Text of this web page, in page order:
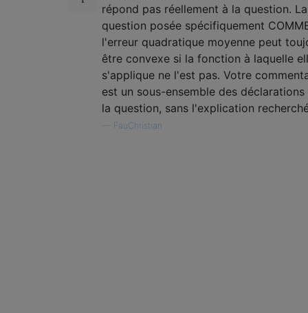
répond pas réellement à la question. La
question posée spécifiquement
l'erreur quadratique moyenne peut
être convexe si la fonction à laquelle
s'applique ne l'est pas. Votre
est un sous-ensemble des déclarations
la question, sans l'explication
FauChristian